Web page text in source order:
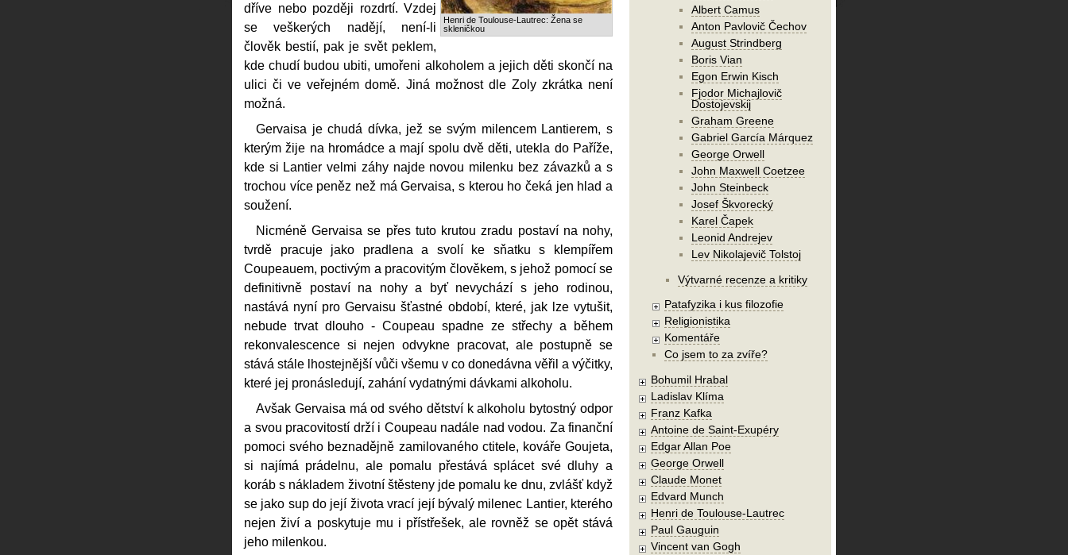
Henri de Toulouse-Lautrec: Žena se
skleničkou
dříve nebo později rozdrtí. Vzdej
se veškerých nadějí, není-li
člověk bestií, pak je svět peklem,
kde chudí budou ubiti, umořeni alkoholem a jejich děti skončí na
ulici či ve veřejném domě. Jiná možnost dle Zoly zkrátka není
možná.
Gervaisa je chudá dívka, jež se svým milencem Lantierem, s
kterým žije na hromádce a mají spolu dvě děti, utekla do Paříže,
kde si Lantier velmi záhy najde novou milenku bez závazků a s
trochou více peněz než má Gervaisa, s kterou ho čeká jen hlad a
soužení.
Nicméně Gervaisa se přes tuto krutou zradu postaví na nohy,
tvrdě pracuje jako pradlena a svolí ke sňatku s klempířem
Coupeauem, poctivým a pracovitým člověkem, s jehož pomocí se
definitivně postaví na nohy a byť nevychází s jeho rodinou,
nastává nyní pro Gervaisu šťastné období, které, jak lze vytušit,
nebude trvat dlouho - Coupeau spadne ze střechy a během
rekonvalescence si nejen odvykne pracovat, ale postupně se
stává stále lhostejnější vůči všemu v co donedávna věřil a výčitky,
které jej pronásledují, zahání vydatnými dávkami alkoholu.
Avšak Gervaisa má od svého dětství k alkoholu bytostný odpor
a svou pracovitostí drží i Coupeau nadále nad vodou. Za finanční
pomoci svého beznadějně zamilovaného ctitele, kováře Goujeta,
si najímá prádelnu, ale pomalu přestává splácet své dluhy a
koráb s nákladem životní štěsteny jde pomalu ke dnu, zvlášť když
se jako sup do její života vrací její bývalý milenec Lantier, kterého
nejen živí a poskytuje mu i přístřešek, ale rovněž se opět stává
jeho milenkou.
Albert Camus
Anton Pavlovič Čechov
August Strindberg
Boris Vian
Egon Erwin Kisch
Fjodor Michajlovič
Dostojevskij
Graham Greene
Gabriel García Márquez
George Orwell
John Maxwell Coetzee
John Steinbeck
Josef Škvorecký
Karel Čapek
Leonid Andrejev
Lev Nikolajevič Tolstoj
Výtvarné recenze a kritiky
Patafyzika i kus filozofie
Religionistika
Komentáře
Co jsem to za zvíře?
Bohumil Hrabal
Ladislav Klíma
Franz Kafka
Antoine de Saint-Exupéry
Edgar Allan Poe
George Orwell
Claude Monet
Edvard Munch
Henri de Toulouse-Lautrec
Paul Gauguin
Vincent van Gogh